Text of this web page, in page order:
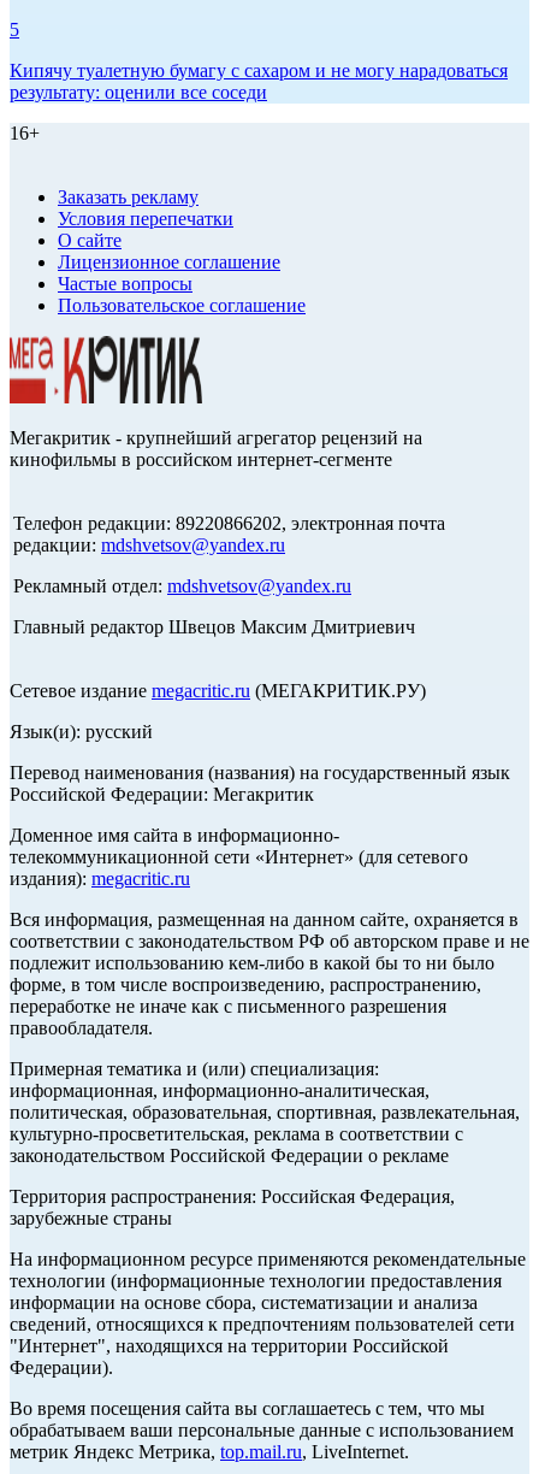
5
Кипячу туалетную бумагу с сахаром и не могу нарадоваться
результату: оценили все соседи
16+
Заказать рекламу
Условия перепечатки
О сайте
Лицензионное соглашение
Частые вопросы
Пользовательское соглашение
Мегакритик - крупнейший агрегатор рецензий на
кинофильмы в российском интернет-сегменте
Телефон редакции: 89220866202, электронная почта
редакции: mdshvetsov@yandex.ru
Рекламный отдел: mdshvetsov@yandex.ru
Главный редактор Швецов Максим Дмитриевич
Сетевое издание megacritic.ru (МЕГАКРИТИК.РУ)
Язык(и): русский
Перевод наименования (названия) на государственный язык
Российской Федерации: Мегакритик
Доменное имя сайта в информационно-
телекоммуникационной сети «Интернет» (для сетевого
издания): megacritic.ru
Вся информация, размещенная на данном сайте, охраняется в
соответствии с законодательством РФ об авторском праве и не
подлежит использованию кем-либо в какой бы то ни было
форме, в том числе воспроизведению, распространению,
переработке не иначе как с письменного разрешения
правообладателя.
Примерная тематика и (или) специализация:
информационная, информационно-аналитическая,
политическая, образовательная, спортивная, развлекательная,
культурно-просветительская, реклама в соответствии с
законодательством Российской Федерации о рекламе
Территория распространения: Российская Федерация,
зарубежные страны
На информационном ресурсе применяются рекомендательные
технологии (информационные технологии предоставления
информации на основе сбора, систематизации и анализа
сведений, относящихся к предпочтениям пользователей сети
"Интернет", находящихся на территории Российской
Федерации).
Во время посещения сайта вы соглашаетесь с тем, что мы
обрабатываем ваши персональные данные с использованием
метрик Яндекс Метрика, top.mail.ru, LiveInternet.